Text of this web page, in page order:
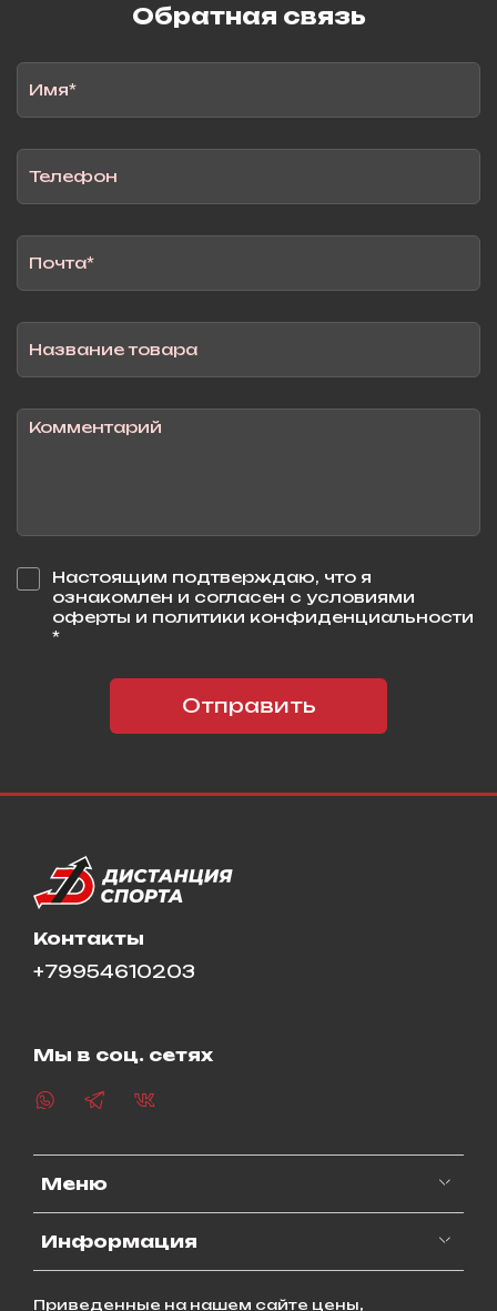
Обратная связь
Настоящим подтверждаю, что я
ознакомлен и согласен с условиями
оферты и политики конфиденциальности
*
Отправить
Меню
Информация
Контакты
+79954610203
Мы в соц. сетях
Приведенные на нашем сайте цены,